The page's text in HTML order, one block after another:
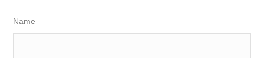
Name